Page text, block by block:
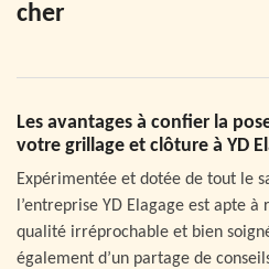
cher
Les avantages à confier la
votre grillage et clôture à YD
Expérimentée et dotée de tout le
l’entreprise YD Elagage est apte
qualité irréprochable et bien
également d’un partage de